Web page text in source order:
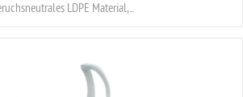
LDPE Material,...